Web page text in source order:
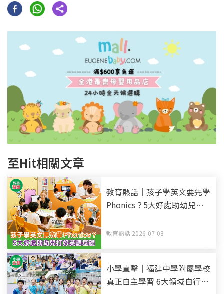
至Hit相關文章
教育熱話｜孩子學英文要先學
Phonics？5大好處助幼兒打
教育熱話 2026-07-08
小學直擊｜福建中學附屬學校
真正自主學習 6大領域自行選